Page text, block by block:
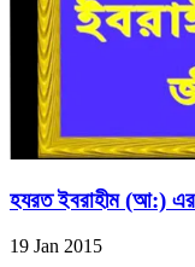
হযরত ইবরাহীম (আ:) এর
19 Jan 2015